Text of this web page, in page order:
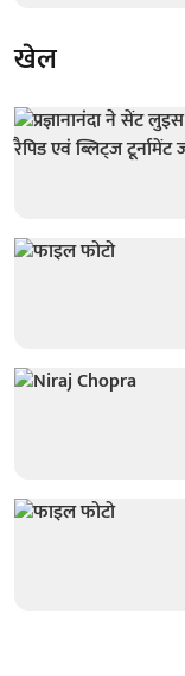
खेल